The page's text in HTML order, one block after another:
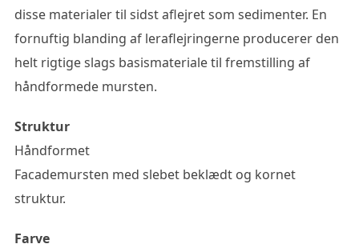
disse materialer til sidst aflejret som sedimenter. En
fornuftig blanding af leraflejringerne producerer den
helt rigtige slags basismateriale til fremstilling af
håndformede mursten.
Struktur
Håndformet
Facademursten med slebet beklædt og kornet
struktur.
Farve